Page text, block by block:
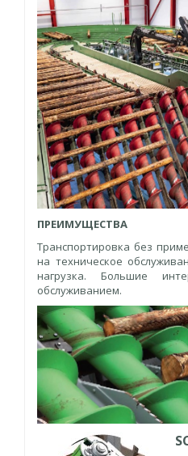
ПРЕИМУЩЕСТВА
Транспортировка без
на техническое
нагрузка. Большие
обслуживанием.